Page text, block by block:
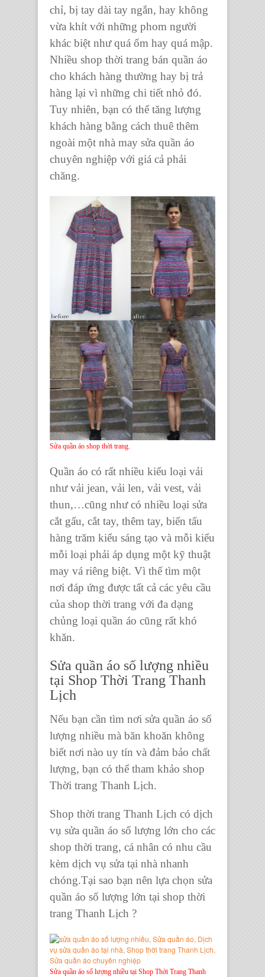
chỉ, bị tay dài tay ngắn, hay không
vừa khít với những phom người
khác biệt như quá ốm hay quá mập.
Nhiều shop thời trang bán quần áo
cho khách hàng thường hay bị trả
hàng lại vì những chi tiết nhỏ đó.
Tuy nhiên, bạn có thể tăng lượng
khách hàng bằng cách thuê thêm
ngoài một nhà may sửa quần áo
chuyên nghiệp với giá cả phải
chăng.
Sửa quần áo shop thời trang.
Quần áo có rất nhiều kiểu loại vải
nhưvải jean, vải len, vải vest, vải
thun,…cũng như có nhiều loại sửa
cắt gấu, cắt tay, thêm tay, biến tấu
hàng trăm kiểu sáng tạo và mỗi kiểu
mỗi loại phải áp dụng một kỹ thuật
may vá riêng biệt. Vì thế tìm một
nơi đáp ứng được tất cả các yêu cầu
của shop thời trang với đa dạng
chủng loại quần áo cũng rất khó
khăn.
Sửa quần áo số lượng nhiều
tại Shop Thời Trang Thanh
Lịch
Nếu bạn cần tìm nơi sửa quần áo số
lượng nhiều mà băn khoăn không
biết nơi nào uy tín và đảm bảo chất
lượng, bạn có thể tham khảo shop
Thời trang Thanh Lịch.
Shop thời trang Thanh Lịch có dịch
vụ sửa quần áo số lượng lớn cho các
shop thời trang, cá nhân có nhu cầu
kèm dịch vụ sửa tại nhà nhanh
chóng.Tại sao bạn nên lựa chọn sửa
quần áo số lượng lớn tại shop thời
trang Thanh Lịch ?
Sửa quần áo số lượng nhiều tại Shop Thời Trang Thanh